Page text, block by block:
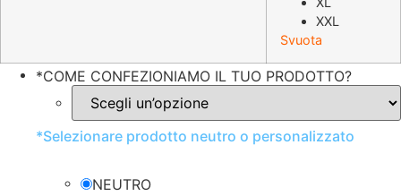
XXL
Svuota
*COME CONFEZIONIAMO IL TUO PRODOTTO?
*Selezionare prodotto neutro o personalizzato
NEUTRO